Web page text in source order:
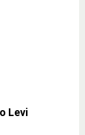
Levi